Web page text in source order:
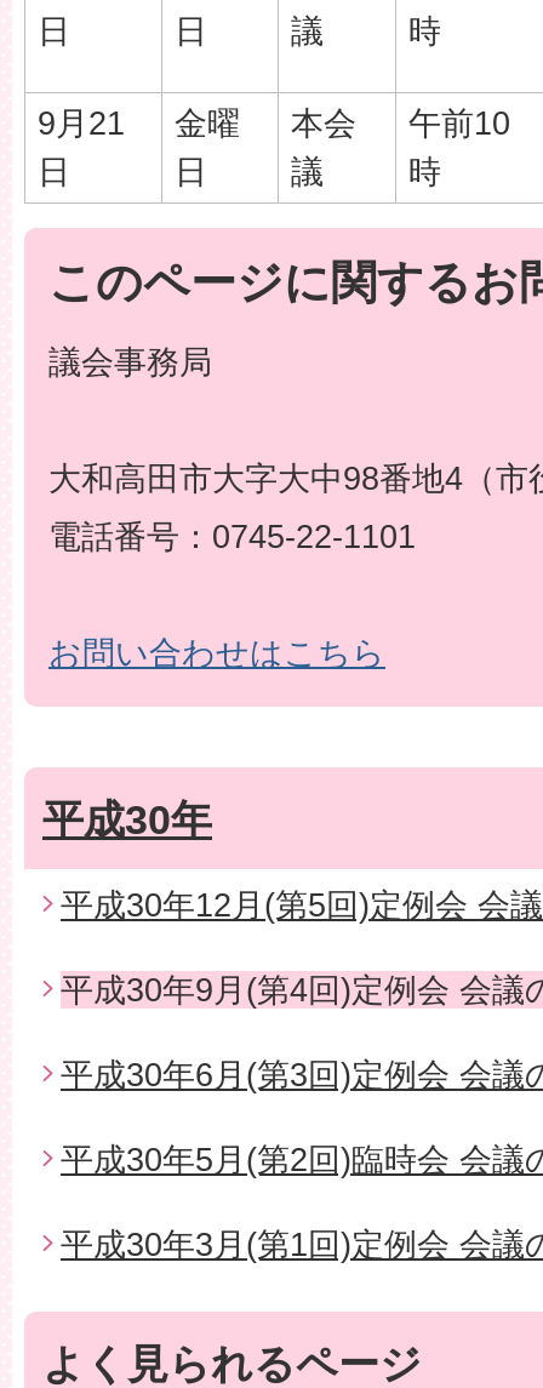
日
日
議
時
9月21
日
金曜
日
本会
議
午前10
時
このページに関するお
議会事務局
大和高田市大字大中98番地4（市
電話番号：0745-22-1101
お問い合わせはこちら
平成30年
平成30年12月(第5回)定例会 会
平成30年9月(第4回)定例会 会議
平成30年6月(第3回)定例会 会議
平成30年5月(第2回)臨時会 会議
平成30年3月(第1回)定例会 会議
よく見られるページ